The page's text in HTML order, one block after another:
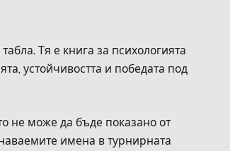
Тя е книга за психологията
устойчивостта и победата под
не може да бъде показано от
имена в турнирната